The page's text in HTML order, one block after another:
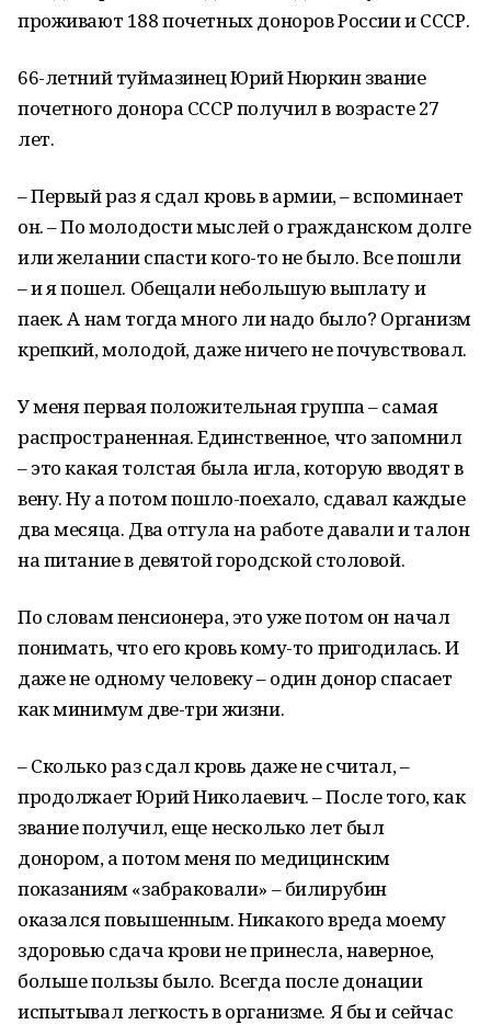
проживают 188 почетных доноров России и СССР.
66-летний туймазинец Юрий Нюркин звание
почетного донора СССР получил в возрасте 27
лет.
– Первый раз я сдал кровь в армии, – вспоминает
он. – По молодости мыслей о гражданском долге
или желании спасти кого-то не было. Все пошли
– и я пошел. Обещали небольшую выплату и
паек. А нам тогда много ли надо было? Организм
крепкий, молодой, даже ничего не почувствовал.
У меня первая положительная группа – самая
распространенная. Единственное, что запомнил
– это какая толстая была игла, которую вводят в
вену. Ну а потом пошло-поехало, сдавал каждые
два месяца. Два отгула на работе давали и талон
на питание в девятой городской столовой.
По словам пенсионера, это уже потом он начал
понимать, что его кровь кому-то пригодилась. И
даже не одному человеку – один донор спасает
как минимум две-три жизни.
– Сколько раз сдал кровь даже не считал, –
продолжает Юрий Николаевич. – После того, как
звание получил, еще несколько лет был
донором, а потом меня по медицинским
показаниям «забраковали» – билирубин
оказался повышенным. Никакого вреда моему
здоровью сдача крови не принесла, наверное,
больше пользы было. Всегда после донации
испытывал легкость в организме. Я бы и сейчас